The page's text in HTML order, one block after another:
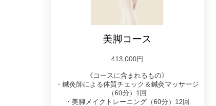
美脚コース
413,000円
《コースに含まれるもの》
・鍼灸師による体質チェック＆鍼灸マッサージ
（60分）1回
・美脚メイクトレーニング（60分）12回